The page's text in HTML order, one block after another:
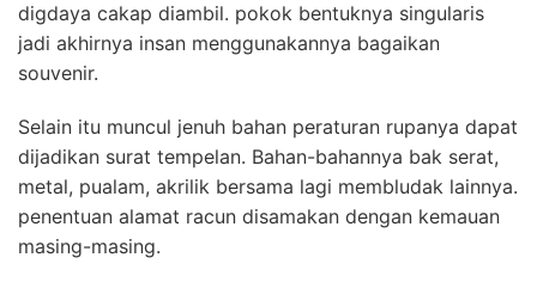
digdaya cakap diambil. pokok bentuknya singularis
jadi akhirnya insan menggunakannya bagaikan
souvenir.
Selain itu muncul jenuh bahan peraturan rupanya dapat
dijadikan surat tempelan. Bahan-bahannya bak serat,
metal, pualam, akrilik bersama lagi membludak lainnya.
penentuan alamat racun disamakan dengan kemauan
masing-masing.